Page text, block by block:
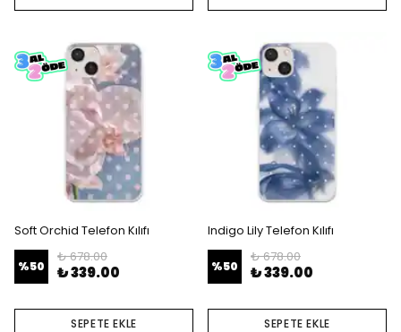
Soft Orchid Telefon Kılıfı
%50
₺ 678.00
₺ 339.00
SEPETE EKLE
Indigo Lily Telefon Kılıfı
%50
₺ 678.00
₺ 339.00
SEPETE EKLE